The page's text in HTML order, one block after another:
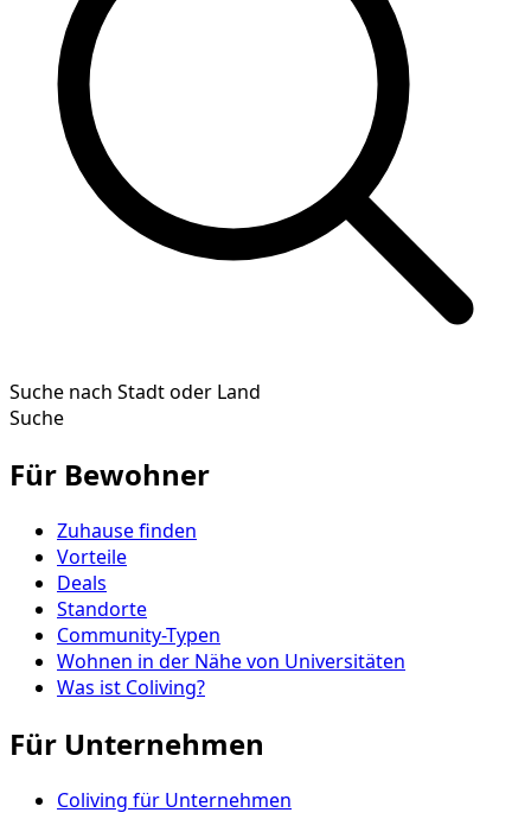
Suche nach Stadt oder Land
Suche
Für Bewohner
Zuhause finden
Vorteile
Deals
Standorte
Community-Typen
Wohnen in der Nähe von Universitäten
Was ist Coliving?
Für Unternehmen
Coliving für Unternehmen